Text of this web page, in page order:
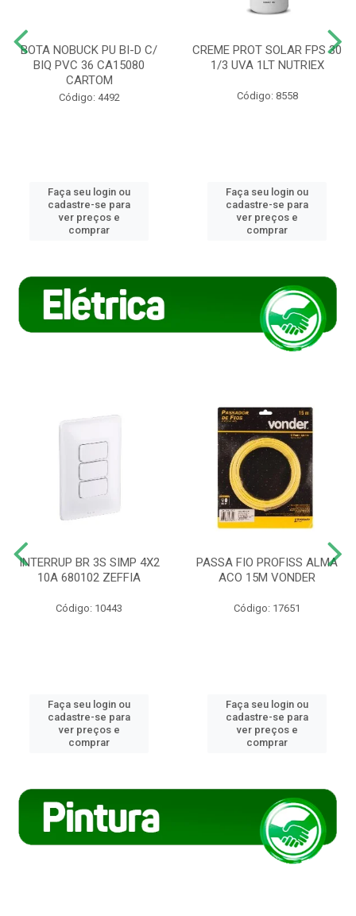
BOTA NOBUCK PU BI-D C/
BIQ PVC 36 CA15080
CARTOM
Código: 4492
Faça seu login ou
cadastre-se para
ver preços e
comprar
CREME PROT SOLAR FPS 30
1/3 UVA 1LT NUTRIEX
Código: 8558
Faça seu login ou
cadastre-se para
ver preços e
comprar
INTERRUP BR 3S SIMP 4X2
10A 680102 ZEFFIA
Código: 10443
Faça seu login ou
cadastre-se para
ver preços e
comprar
PASSA FIO PROFISS ALMA
ACO 15M VONDER
Código: 17651
Faça seu login ou
cadastre-se para
ver preços e
comprar